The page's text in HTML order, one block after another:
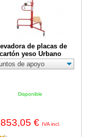
de placas de
cartón yeso Urbano
Disponible
853,05 € IVA incl.